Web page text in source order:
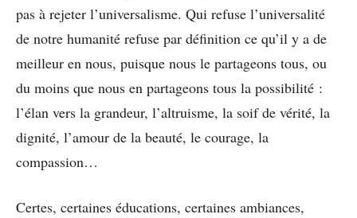
pas à rejeter l’universalisme. Qui refuse l’universalité
de notre humanité refuse par définition ce qu’il y a de
meilleur en nous, puisque nous le partageons tous, ou
du moins que nous en partageons tous la possibilité :
l’élan vers la grandeur, l’altruisme, la soif de vérité, la
dignité, l’amour de la beauté, le courage, la
compassion…
Certes, certaines éducations, certaines ambiances,